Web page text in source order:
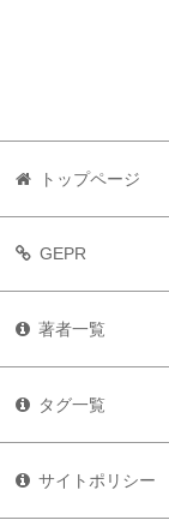
トップページ
GEPR
著者一覧
タグ一覧
サイトポリシー